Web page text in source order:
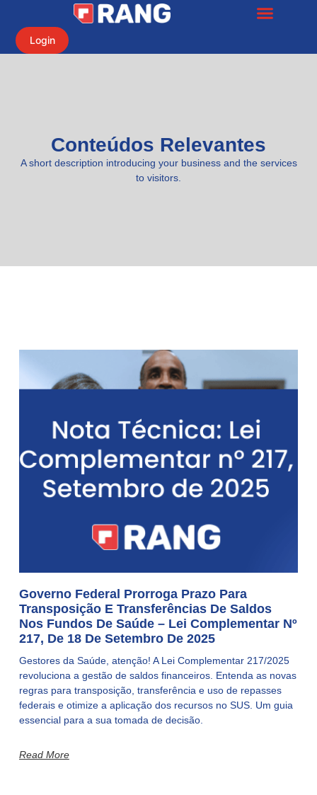
Login
Conteúdos Relevantes
A short description introducing your business and the services
to visitors.
Governo Federal Prorroga Prazo Para
Transposição E Transferências De Saldos
Nos Fundos De Saúde – Lei Complementar Nº
217, De 18 De Setembro De 2025
Gestores da Saúde, atenção! A Lei Complementar 217/2025
revoluciona a gestão de saldos financeiros. Entenda as novas
regras para transposição, transferência e uso de repasses
federais e otimize a aplicação dos recursos no SUS. Um guia
essencial para a sua tomada de decisão.
Read More